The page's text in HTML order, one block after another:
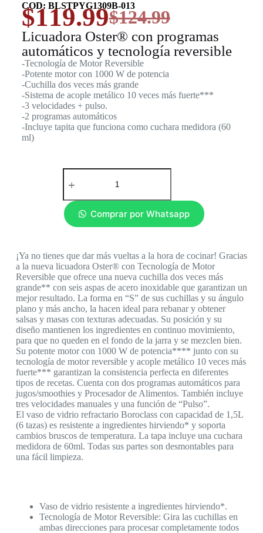
COD: BLSTPYG1309B-013
$124.99
$119.99
Licuadora Oster® con programas
automáticos y tecnología reversible
-Tecnología de Motor Reversible
-Potente motor con 1000 W de potencia
-Cuchilla dos veces más grande
-Sistema de acople metálico 10 veces más fuerte***
-3 velocidades + pulso.
-2 programas automáticos
-Incluye tapita que funciona como cuchara medidora (60
ml)
Comprar por Whatsapp
¡Ya no tienes que dar más vueltas a la hora de cocinar! Gracias
a la nueva licuadora Oster® con Tecnología de Motor
Reversible que ofrece una nueva cuchilla dos veces más
grande** con seis aspas de acero inoxidable que garantizan un
mejor resultado. La forma en “S” de sus cuchillas y su ángulo
plano y más ancho, la hacen ideal para rebanar y obtener
salsas y masas con texturas adecuadas. Su posición y su
diseño mantienen los ingredientes en continuo movimiento,
para que no queden en el fondo de la jarra y se mezclen bien.
Su potente motor con 1000 W de potencia**** junto con su
tecnología de motor reversible y acople metálico 10 veces más
fuerte*** garantizan la consistencia perfecta en diferentes
tipos de recetas. Cuenta con dos programas automáticos para
jugos/smoothies y Procesador de Alimentos. También incluye
tres velocidades manuales y una función de “Pulso”.
El vaso de vidrio refractario Boroclass con capacidad de 1,5L
(6 tazas) es resistente a ingredientes hirviendo* y soporta
cambios bruscos de temperatura. La tapa incluye una cuchara
medidora de 60ml. Todas sus partes son desmontables para
una fácil limpieza.
Vaso de vidrio resistente a ingredientes hirviendo*.
Tecnología de Motor Reversible: Gira las cuchillas en
ambas direcciones para procesar completamente todos